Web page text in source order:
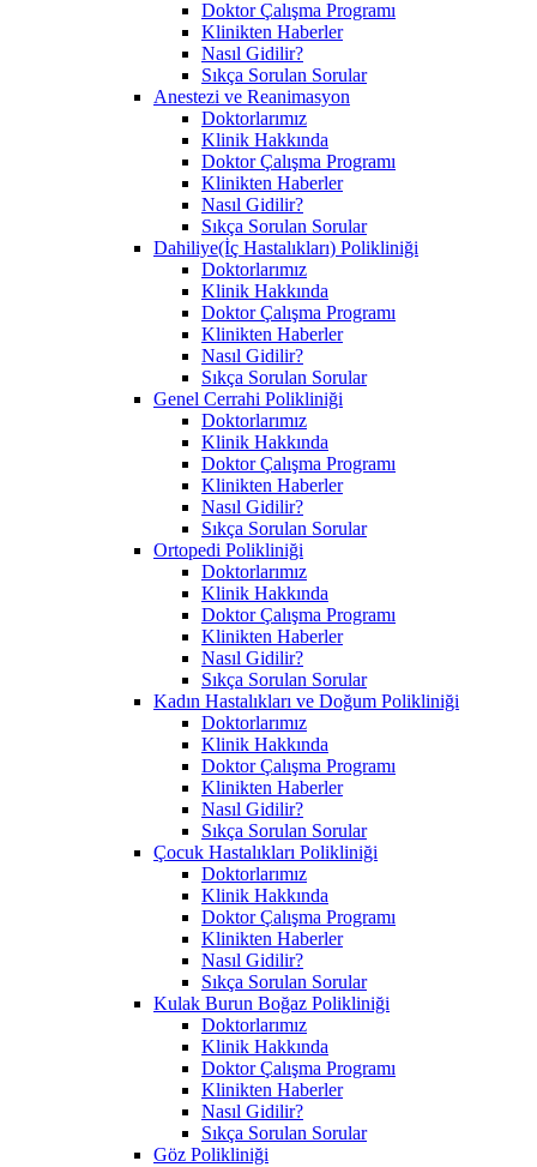
Doktor Çalışma Programı
Klinikten Haberler
Nasıl Gidilir?
Sıkça Sorulan Sorular
Anestezi ve Reanimasyon
Doktorlarımız
Klinik Hakkında
Doktor Çalışma Programı
Klinikten Haberler
Nasıl Gidilir?
Sıkça Sorulan Sorular
Dahiliye(İç Hastalıkları) Polikliniği
Doktorlarımız
Klinik Hakkında
Doktor Çalışma Programı
Klinikten Haberler
Nasıl Gidilir?
Sıkça Sorulan Sorular
Genel Cerrahi Polikliniği
Doktorlarımız
Klinik Hakkında
Doktor Çalışma Programı
Klinikten Haberler
Nasıl Gidilir?
Sıkça Sorulan Sorular
Ortopedi Polikliniği
Doktorlarımız
Klinik Hakkında
Doktor Çalışma Programı
Klinikten Haberler
Nasıl Gidilir?
Sıkça Sorulan Sorular
Kadın Hastalıkları ve Doğum Polikliniği
Doktorlarımız
Klinik Hakkında
Doktor Çalışma Programı
Klinikten Haberler
Nasıl Gidilir?
Sıkça Sorulan Sorular
Çocuk Hastalıkları Polikliniği
Doktorlarımız
Klinik Hakkında
Doktor Çalışma Programı
Klinikten Haberler
Nasıl Gidilir?
Sıkça Sorulan Sorular
Kulak Burun Boğaz Polikliniği
Doktorlarımız
Klinik Hakkında
Doktor Çalışma Programı
Klinikten Haberler
Nasıl Gidilir?
Sıkça Sorulan Sorular
Göz Polikliniği